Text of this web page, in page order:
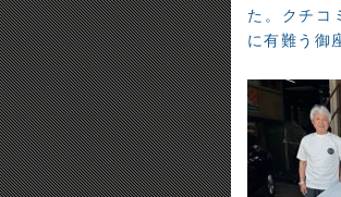
た。クチコ
に有難う御